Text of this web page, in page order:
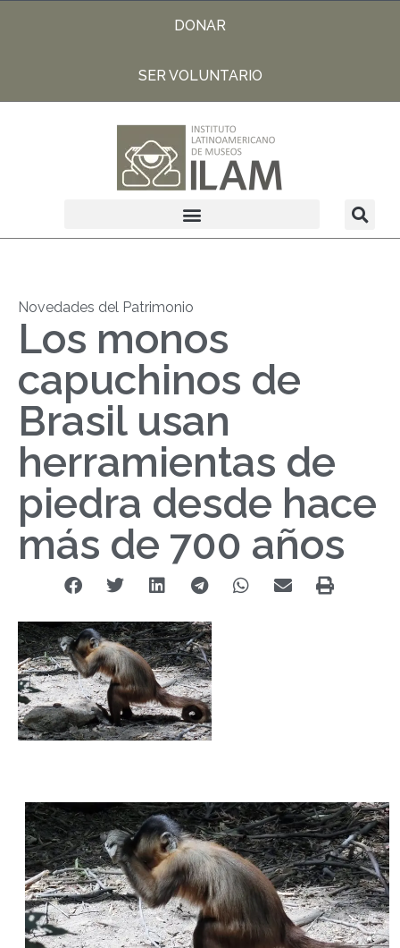
DONAR
SER VOLUNTARIO
Novedades del Patrimonio
Los monos
capuchinos de
Brasil usan
herramientas de
piedra desde hace
más de 700 años